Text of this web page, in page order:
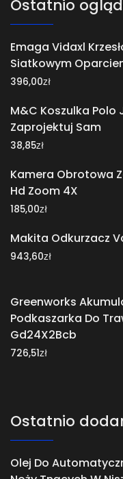
Ostatnio
Emaga Vidaxl
Siatkowym
396,00zł
M&C Koszulka
Zaprojektuj Sam
38,85zł
Kamera Obrotowa
Hd Zoom 4X
185,00zł
Makita Odkurzacz
943,60zł
Greenworks
Podkaszarka Do
Gd24X2Bcb
726,51zł
Ostatnio
Olej Do